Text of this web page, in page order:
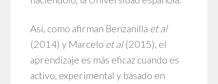
Así, como afirman Benzanilla et al
(2014) y Marcelo et al(2015), el
aprendizaje es más eficaz cuando es
activo, experimental y basado en